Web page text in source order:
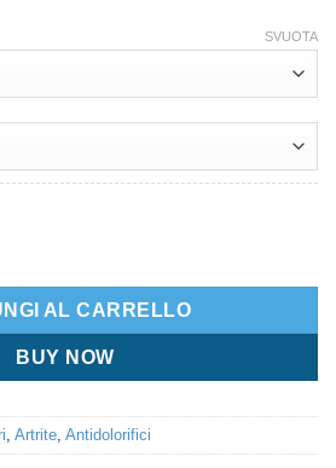
SVUOTA
AL CARRELLO
BUY NOW
Artrite Antidolorifici